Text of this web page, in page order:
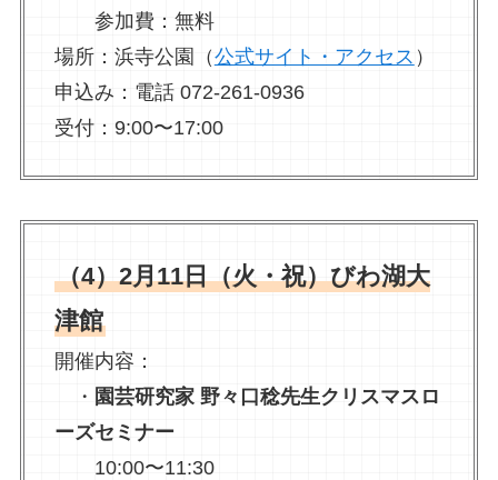
参加費：無料
場所：浜寺公園（公式サイト・アクセス ）
申込み：電話 072-261-0936
受付：9:00〜17:00
（4）2月11日（火・祝）びわ湖大
津館
開催内容：
・ 園芸研究家 野々口稔先生クリスマスロ
ーズセミナー
10:00〜11:30